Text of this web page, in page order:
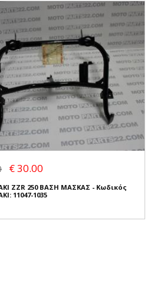
€ 30.00
ZZR 250 ΒΑΣΗ ΜΑΣΚΑΣ - Κωδικός
11047-1035